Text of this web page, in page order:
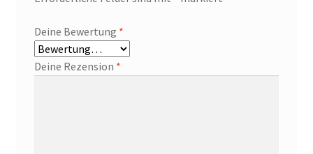
Deine Bewertung *
Deine Rezension *